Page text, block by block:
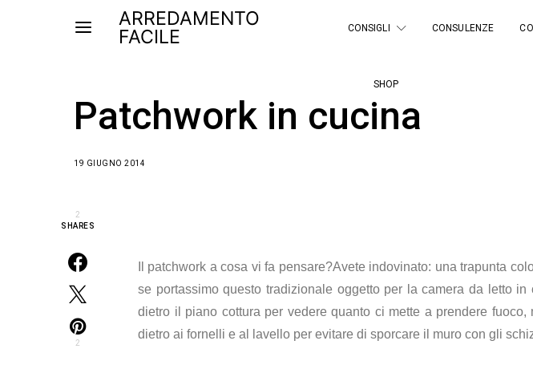
ARREDAMENTO
FACILE
CONSIGLI CONSULENZE
SHOP
Patchwork in cucina
19 GIUGNO 2014
2
SHARES
2
Il patchwork a cosa vi fa pensare?Avete indovinato: una trapunta
se portassimo questo tradizionale oggetto per la camera da letto
dietro il piano cottura per vedere quanto ci mette a prendere
dietro ai fornelli e al lavello per evitare di sporcare il muro con gli